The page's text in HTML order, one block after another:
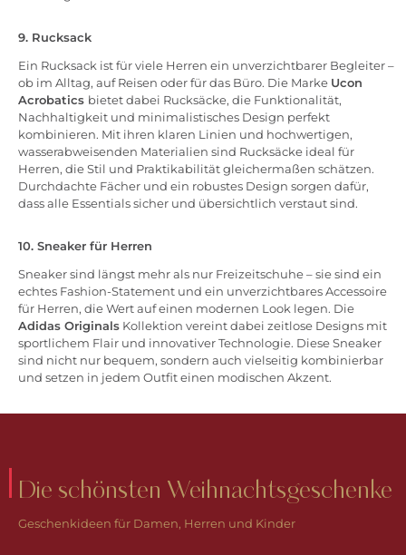
9. Rucksack
Ein Rucksack ist für viele Herren ein unverzichtbarer Begleiter –
ob im Alltag, auf Reisen oder für das Büro. Die Marke Ucon
Acrobatics bietet dabei Rucksäcke, die Funktionalität,
Nachhaltigkeit und minimalistisches Design perfekt
kombinieren. Mit ihren klaren Linien und hochwertigen,
wasserabweisenden Materialien sind Rucksäcke ideal für
Herren, die Stil und Praktikabilität gleichermaßen schätzen.
Durchdachte Fächer und ein robustes Design sorgen dafür,
dass alle Essentials sicher und übersichtlich verstaut sind.
10. Sneaker für Herren
Sneaker sind längst mehr als nur Freizeitschuhe – sie sind ein
echtes Fashion-Statement und ein unverzichtbares Accessoire
für Herren, die Wert auf einen modernen Look legen. Die
Adidas Originals Kollektion vereint dabei zeitlose Designs mit
sportlichem Flair und innovativer Technologie. Diese Sneaker
sind nicht nur bequem, sondern auch vielseitig kombinierbar
und setzen in jedem Outfit einen modischen Akzent.
Die schönsten Weihnachtsgeschenke
Geschenkideen für Damen, Herren und Kinder